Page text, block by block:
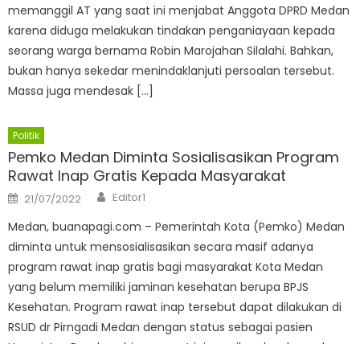
memanggil AT yang saat ini menjabat Anggota DPRD Medan
karena diduga melakukan tindakan penganiayaan kepada
seorang warga bernama Robin Marojahan Silalahi. Bahkan,
bukan hanya sekedar menindaklanjuti persoalan tersebut.
Massa juga mendesak […]
Politik
Pemko Medan Diminta Sosialisasikan Program
Rawat Inap Gratis Kepada Masyarakat
Posted
on
21/07/2022 Author
Editor1
Medan, buanapagi.com – Pemerintah Kota (Pemko) Medan
diminta untuk mensosialisasikan secara masif adanya
program rawat inap gratis bagi masyarakat Kota Medan
yang belum memiliki jaminan kesehatan berupa BPJS
Kesehatan. Program rawat inap tersebut dapat dilakukan di
RSUD dr Pirngadi Medan dengan status sebagai pasien